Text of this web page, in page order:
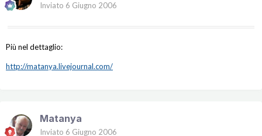
Inviato 6 Giugno 2006
Più nel dettaglio:
http://matanya.livejournal.com/
Matanya
Inviato 6 Giugno 2006